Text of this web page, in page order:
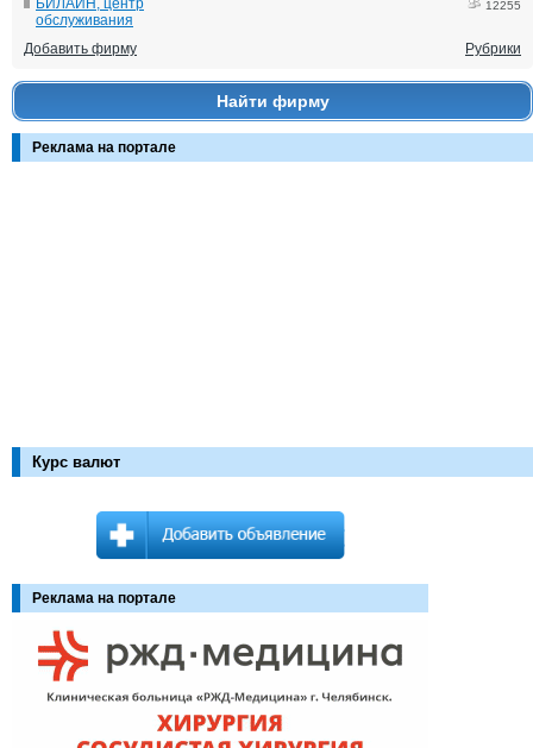
БИЛАЙН, центр
обслуживания
12255
Добавить фирму Рубрики
Найти фирму
Реклама на портале
Курс валют
Реклама на портале